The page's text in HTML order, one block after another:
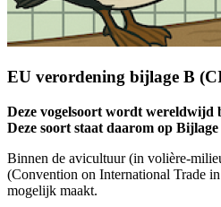
EU verordening bijlage B
Deze vogelsoort wordt wereldwijd
Deze soort staat daarom op
Binnen de avicultuur (in volière-
(Convention on International Trade
mogelijk maakt.